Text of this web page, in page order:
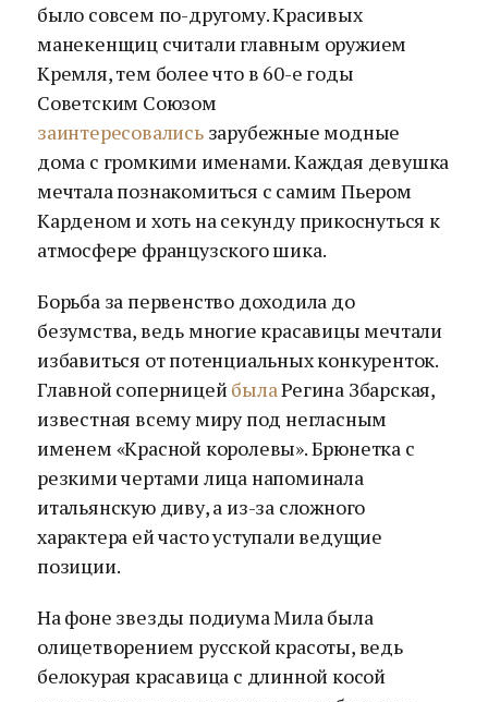
было совсем по-другому. Красивых
манекенщиц считали главным оружием
Кремля, тем более что в 60-е годы
Советским Союзом
заинтересовалисьзарубежные модные
дома с громкими именами. Каждая девушка
мечтала познакомиться с самим Пьером
Карденом и хоть на секунду прикоснуться к
атмосфере французского шика.
Борьба за первенство доходила до
безумства, ведь многие красавицы мечтали
избавиться от потенциальных конкуренток.
Главной соперницей былаРегина Збарская,
известная всему миру под негласным
именем «Красной королевы». Брюнетка с
резкими чертами лица напоминала
итальянскую диву, а из-за сложного
характера ей часто уступали ведущие
позиции.
На фоне звезды подиума Мила была
олицетворением русской красоты, ведь
белокурая красавица с длинной косой